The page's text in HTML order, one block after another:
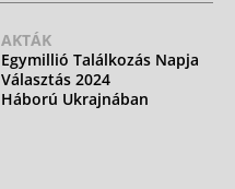
AKTÁK
Egymillió Találkozás Napja
Választás 2024
Háború Ukrajnában